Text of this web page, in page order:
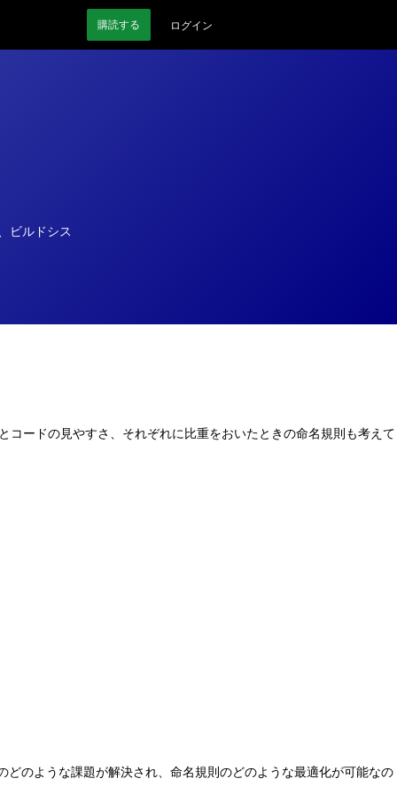
購読する ログイン
ビルドシス
ードの見やすさ、それぞれに比重をおいたときの命名規則も考えて
のような課題が解決され、命名規則のどのような最適化が可能なの